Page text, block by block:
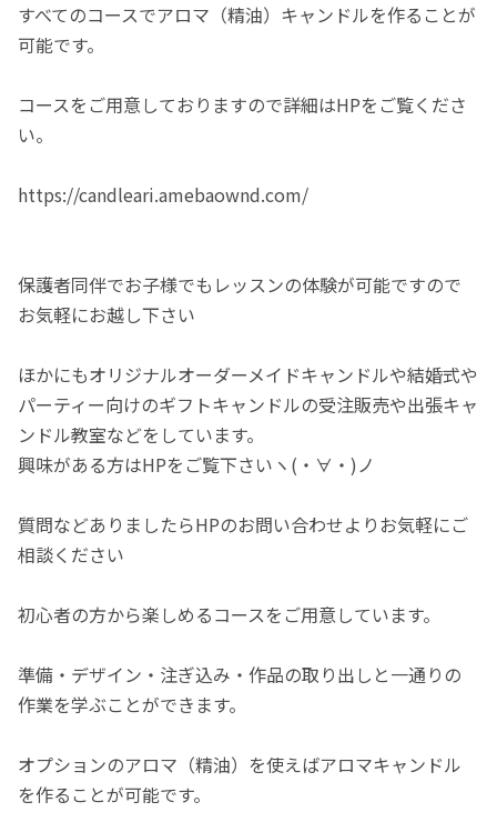
すべてのコースでアロマ（精油）キャンドルを作ることが
可能です。
コースをご用意しておりますので詳細はHPをご覧くださ
い。
https://candleari.amebaownd.com/
保護者同伴でお子様でもレッスンの体験が可能ですので
お気軽にお越し下さい
ほかにもオリジナルオーダーメイドキャンドルや結婚式や
パーティー向けのギフトキャンドルの受注販売や出張キャ
ンドル教室などをしています。
興味がある方はHPをご覧下さいヽ(・∀・)ノ
質問などありましたらHPのお問い合わせよりお気軽にご
相談ください
初心者の方から楽しめるコースをご用意しています。
準備・デザイン・注ぎ込み・作品の取り出しと一通りの
作業を学ぶことができます。
オプションのアロマ（精油）を使えばアロマキャンドル
を作ることが可能です。